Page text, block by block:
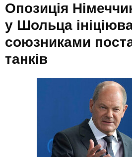
Опозиція
у Шольца
союзниками
танків